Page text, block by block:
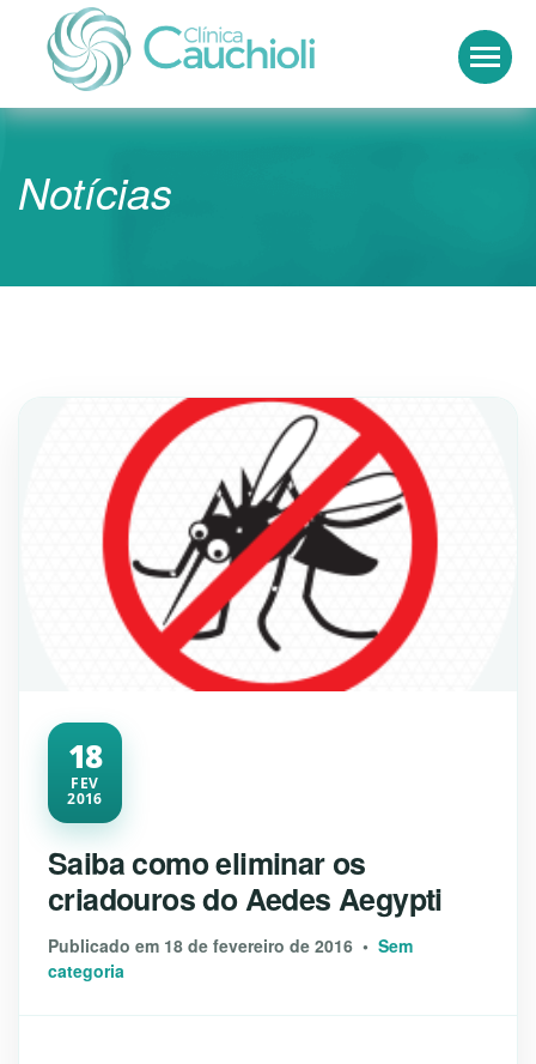
Clínica Cauchioli
Notícias
18
FEV
2016
Saiba como eliminar os
criadouros do Aedes Aegypti
Publicado em 18 de fevereiro de 2016 • Sem
categoria